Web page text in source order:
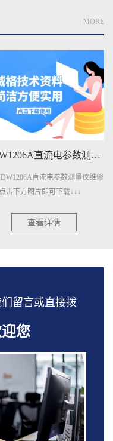
MORE
GDW1206A直流电参数测量仪维修手册下载
直流电参数测量仪维修
击下方图片即可下载↓↓↓
查看详情
留言或直接拨
您